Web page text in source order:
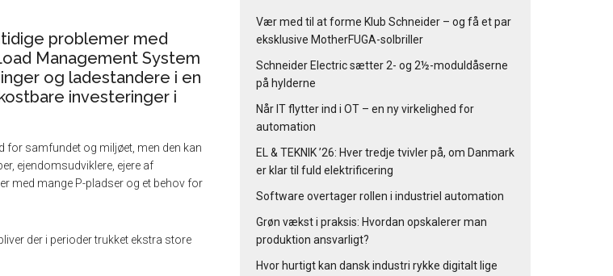
problemer med
Management System
og ladestandere i en
investeringer i
for samfundet og miljøet, men den kan
ejendomsudviklere, ejere af
med mange P-pladser og et behov for
der i perioder trukket ekstra store
Vær med til at forme Klub Schneider – og få et par
eksklusive MotherFUGA-solbriller
Schneider Electric sætter 2- og 2½-moduldåserne
på hylderne
Når IT flytter ind i OT – en ny virkelighed for
automation
EL & TEKNIK ’26: Hver tredje tvivler på, om Danmark
er klar til fuld elektrificering
Software overtager rollen i industriel automation
Grøn vækst i praksis: Hvordan opskalerer man
produktion ansvarligt?
Hvor hurtigt kan dansk industri rykke digitalt lige